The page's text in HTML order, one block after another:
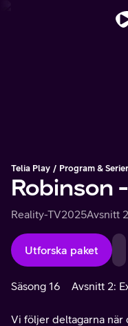
Telia Play Program & Serier
Robinson
Reality-TV2025Avsnitt 2
Utforska paket
Säsong 16 Avsnitt 2:
Vi följer deltagarna när